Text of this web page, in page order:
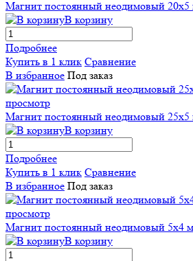
Магнит постоянный неодимовый
В корзину
Подробнее
Купить в 1 клик Сравнение
В избранное Под заказ
просмотр
Магнит постоянный неодимовый
В корзину
Подробнее
Купить в 1 клик Сравнение
В избранное Под заказ
просмотр
Магнит постоянный неодимовый 5х4
В корзину